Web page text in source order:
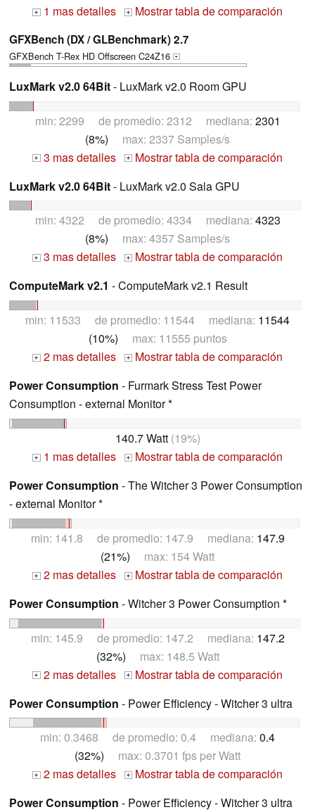
+ 1 mas detalles + Mostrar tabla de comparación
GFXBench (DX / GLBenchmark) 2.7
GFXBench T-Rex HD Offscreen C24Z16 +
LuxMark v2.0 64Bit- LuxMark v2.0 Room GPU
min: 2299 de promedio: 2312 mediana: 2301
(8%) max: 2337 Samples/s
+ 3 mas detalles +
Mostrar tabla de comparación
LuxMark v2.0 64Bit- LuxMark v2.0 Sala GPU
min: 4322 de promedio: 4334 mediana: 4323
(8%) max: 4357 Samples/s
+ 3 mas detalles +
Mostrar tabla de comparación
ComputeMark v2.1 - ComputeMark v2.1 Result
min: 11533 de promedio: 11544 mediana: 11544
(10%) max: 11555 puntos
+ 2 mas detalles +
Mostrar tabla de comparación
Power Consumption - Furmark Stress Test Power
Consumption - external Monitor *
140.7 Watt(19%)
+ 1 mas detalles +
Mostrar tabla de comparación
Power Consumption - The Witcher 3 Power Consumption
- external Monitor *
min: 141.8 de promedio: 147.9 mediana: 147.9
(21%) max: 154 Watt
+ 2 mas detalles +
Mostrar tabla de comparación
Power Consumption - Witcher 3 Power Consumption *
min: 145.9 de promedio: 147.2 mediana: 147.2
(32%) max: 148.5 Watt
+ 2 mas detalles +
Mostrar tabla de comparación
Power Consumption - Power Efficiency - Witcher 3 ultra
min: 0.3468 de promedio: 0.4 mediana: 0.4
(32%) max: 0.3701 fps per Watt
+ 2 mas detalles +
Mostrar tabla de comparación
Power Consumption - Power Efficiency - Witcher 3 ultra